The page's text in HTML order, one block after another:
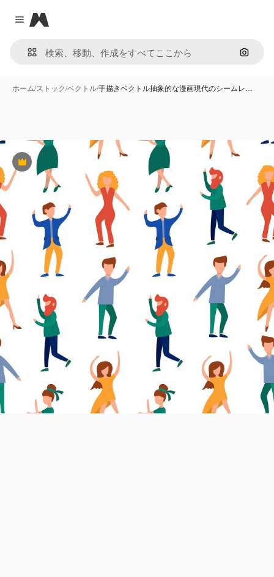
Close menu
Magnific
画像で
ホーム/ストック/ベクトル/手描きベクトル抽象的な漫画現代のシームレ…
Premium